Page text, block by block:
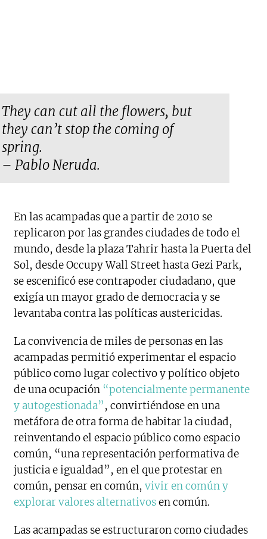
They can cut all the flowers, but
they can’t stop the coming of
spring.
– Pablo Neruda.
En las acampadas que a partir de 2010 se
replicaron por las grandes ciudades de todo el
mundo, desde la plaza Tahrir hasta la Puerta del
Sol, desde Occupy Wall Street hasta Gezi Park,
se escenificó ese contrapoder ciudadano, que
exigía un mayor grado de democracia y se
levantaba contra las políticas austericidas.
La convivencia de miles de personas en las
acampadas permitió experimentar el espacio
público como lugar colectivo y político objeto
de una ocupación “potencialmente permanente
y autogestionada”, convirtiéndose en una
metáfora de otra forma de habitar la ciudad,
reinventando el espacio público como espacio
común, “una representación performativa de
justicia e igualdad”, en el que protestar en
común, pensar en común,vivir en común y
explorar valores alternativosen común.
Las acampadas se estructuraron como ciudades